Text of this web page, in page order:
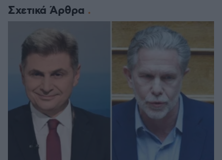
Σχετικά Άρθρα